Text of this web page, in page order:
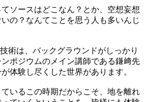
ソースはどこなん？とか、空想妄想
の？なんてことを思う人も多いんじ
術は、バックグラウンドがしっかり
ポジウムのメイン講師である鎌﨑先
体験し尽くした世界があります。
いるこの時期だからこそ、地を離れ